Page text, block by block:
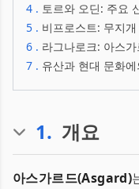
4 . 토르와 오딘: 주요
5 . 비프로스트: 무지
6 . 라그나로크: 아스
7 . 유산과 현대 문화
1. 개요
아스가르드(Asgard)